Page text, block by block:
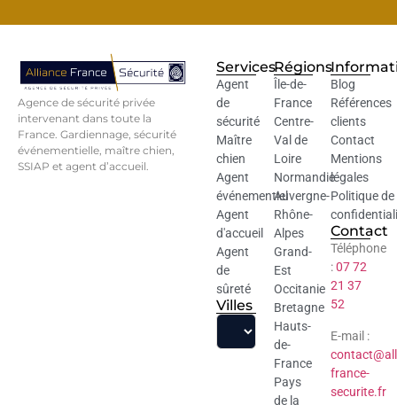
Agence de sécurité privée
intervenant dans toute la
France. Gardiennage, sécurité
événementielle, maître chien,
SSIAP et agent d’accueil.
Services
Agent
de
sécurité
Maître
chien
Agent
événementiel
Agent
d'accueil
Agent
de
sûreté
Villes
Régions
Île-de-
France
Centre-
Val de
Loire
Normandie
Auvergne-
Rhône-
Alpes
Grand-
Est
Occitanie
Bretagne
Hauts-
de-
France
Pays
de la
Blog
Références
clients
Contact
Mentions
légales
Politique de
Contact
Téléphone
:07 72
21 37
52
E-mail :
france-
securite.fr